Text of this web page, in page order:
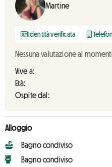
Martine
Identità verificata
Nessuna valutazione al
Vive a:
Età:
Ospite dal:
Alloggio
Bagno condiviso
Bagno condiviso